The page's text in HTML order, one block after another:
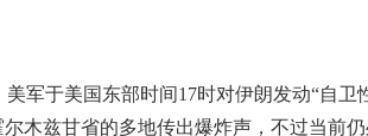
军于美国东部时间17时对伊朗发动“自卫
木兹甘省的多地传出爆炸声，不过当前